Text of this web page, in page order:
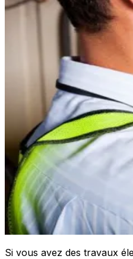
Si vous avez des travaux